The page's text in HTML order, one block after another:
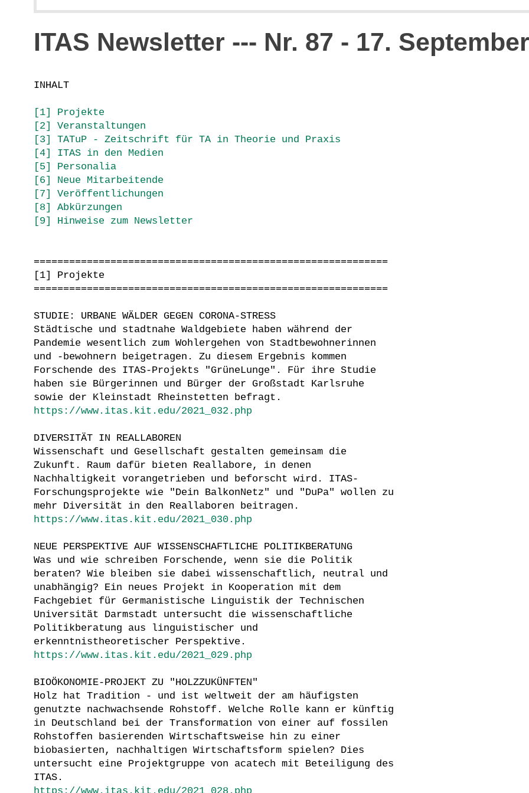
ITAS Newsletter --- Nr. 87 - 17.
INHALT
[1] Projekte
[2] Veranstaltungen
[3] TATuP - Zeitschrift für TA in Theorie und Praxis
[4] ITAS in den Medien
[5] Personalia
[6] Neue Mitarbeitende
[7] Veröffentlichungen
[8] Abkürzungen
[9] Hinweise zum Newsletter
============================================================
[1] Projekte
============================================================
STUDIE: URBANE WÄLDER GEGEN CORONA-STRESS
Städtische und stadtnahe Waldgebiete haben während der
Pandemie wesentlich zum Wohlergehen von Stadtbewohnerinnen
und -bewohnern beigetragen. Zu diesem Ergebnis kommen
Forschende des ITAS-Projekts "GrüneLunge". Für ihre Studie
haben sie Bürgerinnen und Bürger der Großstadt Karlsruhe
sowie der Kleinstadt Rheinstetten befragt.
https://www.itas.kit.edu/2021_032.php
DIVERSITÄT IN REALLABOREN
Wissenschaft und Gesellschaft gestalten gemeinsam die
Zukunft. Raum dafür bieten Reallabore, in denen
Nachhaltigkeit vorangetrieben und beforscht wird. ITAS-
Forschungsprojekte wie "Dein BalkonNetz" und "DuPa" wollen zu
mehr Diversität in den Reallaboren beitragen.
https://www.itas.kit.edu/2021_030.php
NEUE PERSPEKTIVE AUF WISSENSCHAFTLICHE POLITIKBERATUNG
Was und wie schreiben Forschende, wenn sie die Politik
beraten? Wie bleiben sie dabei wissenschaftlich, neutral und
unabhängig? Ein neues Projekt in Kooperation mit dem
Fachgebiet für Germanistische Linguistik der Technischen
Universität Darmstadt untersucht die wissenschaftliche
Politikberatung aus linguistischer und
erkenntnistheoretischer Perspektive.
https://www.itas.kit.edu/2021_029.php
BIOÖKONOMIE-PROJEKT ZU "HOLZZUKÜNFTEN"
Holz hat Tradition - und ist weltweit der am häufigsten
genutzte nachwachsende Rohstoff. Welche Rolle kann er künftig
in Deutschland bei der Transformation von einer auf fossilen
Rohstoffen basierenden Wirtschaftsweise hin zu einer
biobasierten, nachhaltigen Wirtschaftsform spielen? Dies
untersucht eine Projektgruppe von acatech mit Beteiligung des
ITAS.